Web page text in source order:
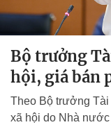
Bộ trưởng
hội, giá bán
Theo Bộ trưởng
xã hội do Nhà